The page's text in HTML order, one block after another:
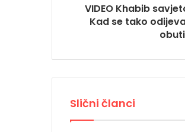
VIDEO Khabib
Kad se tako
obuti
Slični članci